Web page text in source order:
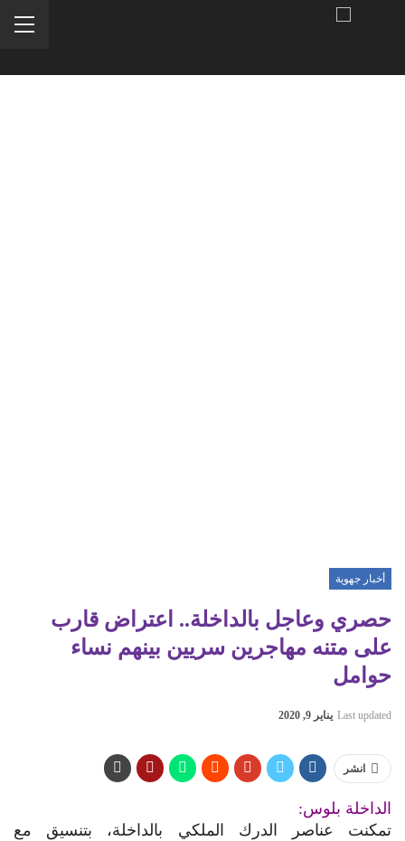
أخبار جهوية
حصري وعاجل بالداخلة.. اعتراض قارب
على متنه مهاجرين سريين بينهم نساء
حوامل
Last updated يناير 9, 2020
انشر
الداخلة بلوس:
تمكنت عناصر الدرك الملكي بالداخلة، بتنسيق مع